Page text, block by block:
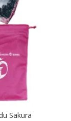
Sakura